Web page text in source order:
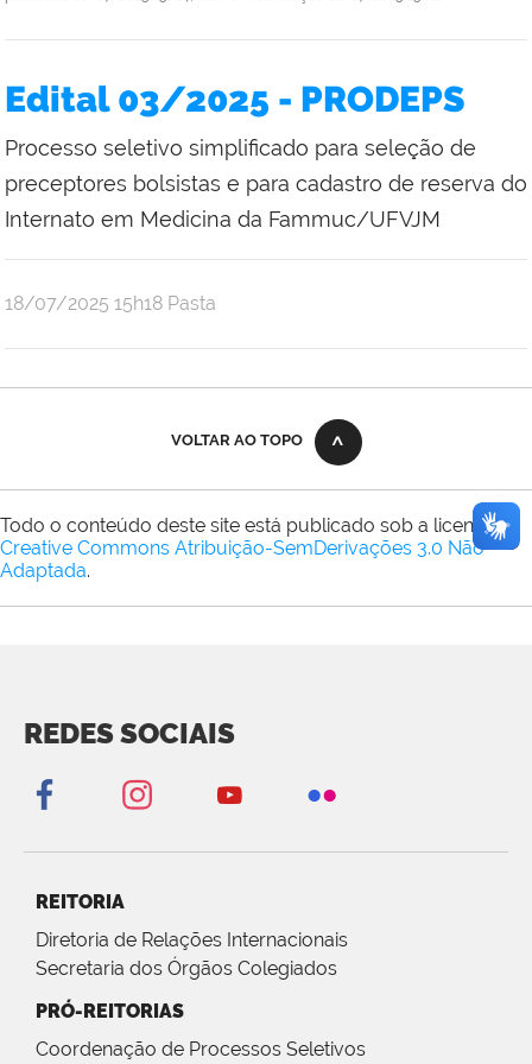
Edital 03/2025 - PRODEPS
Processo seletivo simplificado para seleção de
preceptores bolsistas e para cadastro de reserva do
Internato em Medicina da Fammuc/UFVJM
publicado
18/07/2025 15h18 Pasta
VOLTAR AO TOPO
Todo o conteúdo deste site está publicado sob a licença
Creative Commons Atribuição-SemDerivações 3.0 Não
Adaptada.
REDES SOCIAIS
REITORIA
Diretoria de Relações Internacionais
Secretaria dos Órgãos Colegiados
PRÓ-REITORIAS
Coordenação de Processos Seletivos